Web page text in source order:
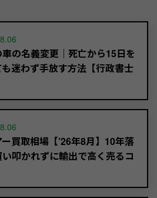
の名義変更｜死亡から15日を
迷わず手放す方法【行政書士
買取相場【’26年8月】10年落
い叩かれずに輸出で高く売るコ